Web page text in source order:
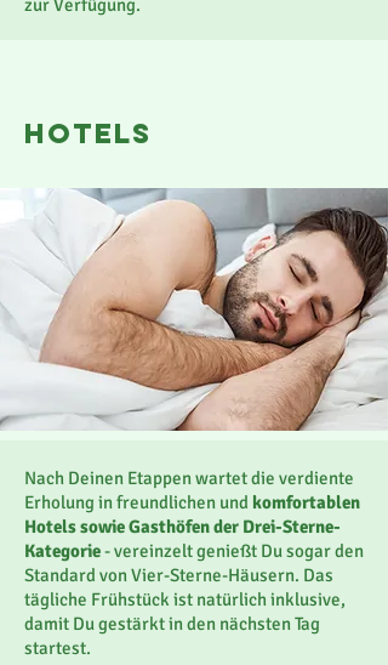
zur Verfügung.
hotels
Nach Deinen Etappen wartet die verdiente
Erholung in freundlichen und komfortablen
Hotels sowie Gasthöfen der Drei-Sterne-
Kategorie- vereinzelt genießt Du sogar den
Standard von Vier-Sterne-Häusern. Das
tägliche Frühstück ist natürlich inklusive,
damit Du gestärkt in den nächsten Tag
startest.